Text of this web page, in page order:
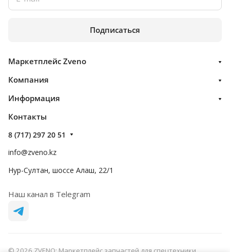
Подписаться
Маркетплейс Zveno
Компания
Информация
Контакты
8 (717) 297 20 51
info@zveno.kz
Нур-Султан, шоссе Алаш, 22/1
Наш канал в Telegram